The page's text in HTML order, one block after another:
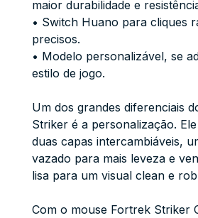
maior durabilidade e
• Switch Huano para cliques
precisos.
• Modelo personalizável, se
estilo de jogo.
Um dos grandes diferenciais
Striker é a personalização.
duas capas intercambiáveis,
vazado para mais leveza e
lisa para um visual clean e
Com o mouse Fortrek Striker